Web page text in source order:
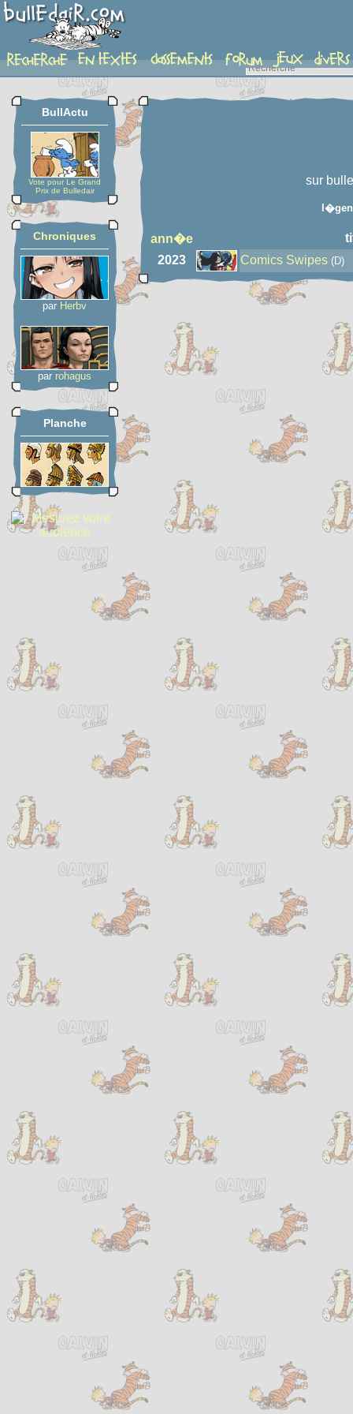
auteur
BullActu
Vote pour Le Grand
Prix de Bulledair
Chroniques
par Herbv
par rohagus
Planche
sur
ann�e
2023
Comics Swipes (D)